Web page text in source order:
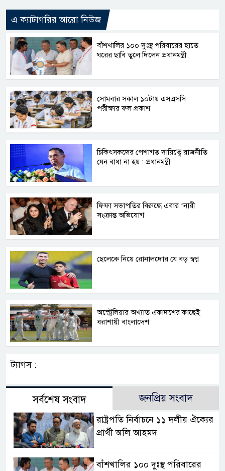
এ ক্যাটাগরির আরো নিউজ
বাঁশখালির ১০০ দুঃস্থ পরিবারের হাতে
ঘরের ছাবি তুলে দিলেন প্রধানমন্ত্রী
সোমবার সকাল ১০টায় এসএসসি
পরীক্ষার ফল প্রকাশ
চিকিৎসকদের পেশাগত দায়িত্বে রাজনীতি
যেন বাধা না হয় : প্রধানমন্ত্রী
ফিফা সভাপতির বিরুদ্ধে এবার ‘নারী
সংক্রান্ত অভিযোগ
ছেলেকে নিয়ে রোনালদোর যে বড় স্বপ্ন
অস্ট্রেলিয়ার অখ্যাত একাদশের কাছেই
ধরাশায়ী বাংলাদেশ
ট্যাগস :
সর্বশেষ সংবাদ জনপ্রিয় সংবাদ
রাষ্ট্রপতি নির্বাচনে ১১ দলীয় ঐক্যের
প্রার্থী অলি আহমদ
বাঁশখালির ১০০ দুঃস্থ পরিবারের